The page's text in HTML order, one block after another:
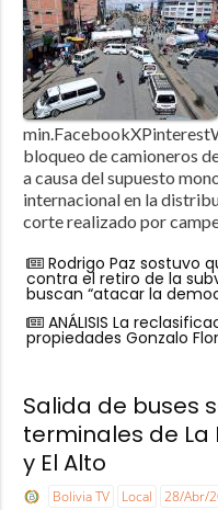
bloqueo de camioneros
a causa del supuesto
internacional en la
corte realizado por
Rodrigo Paz sostuvo
contra el retiro de la
buscan “atacar la
ANÁLISIS La
propiedades Gonzalo
Salida de buses
terminales de La
y El Alto
Bolivia TV Local 28/Abr/